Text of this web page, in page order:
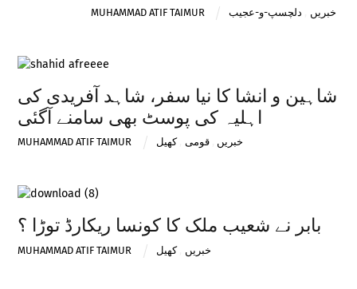
MUHAMMAD ATIF TAIMUR خبریں دلچسپ-و-عجیب
شاہین و انشا کا نیا سفر، شاہد آفریدی کی
اہلیہ کی پوسٹ بھی سامنے آگئی
MUHAMMAD ATIF TAIMUR خبریں ,قومی ,کھیل
بابر نے شعیب ملک کا کونسا ریکارڈ توڑا ؟
MUHAMMAD ATIF TAIMUR خبریں ,کھیل